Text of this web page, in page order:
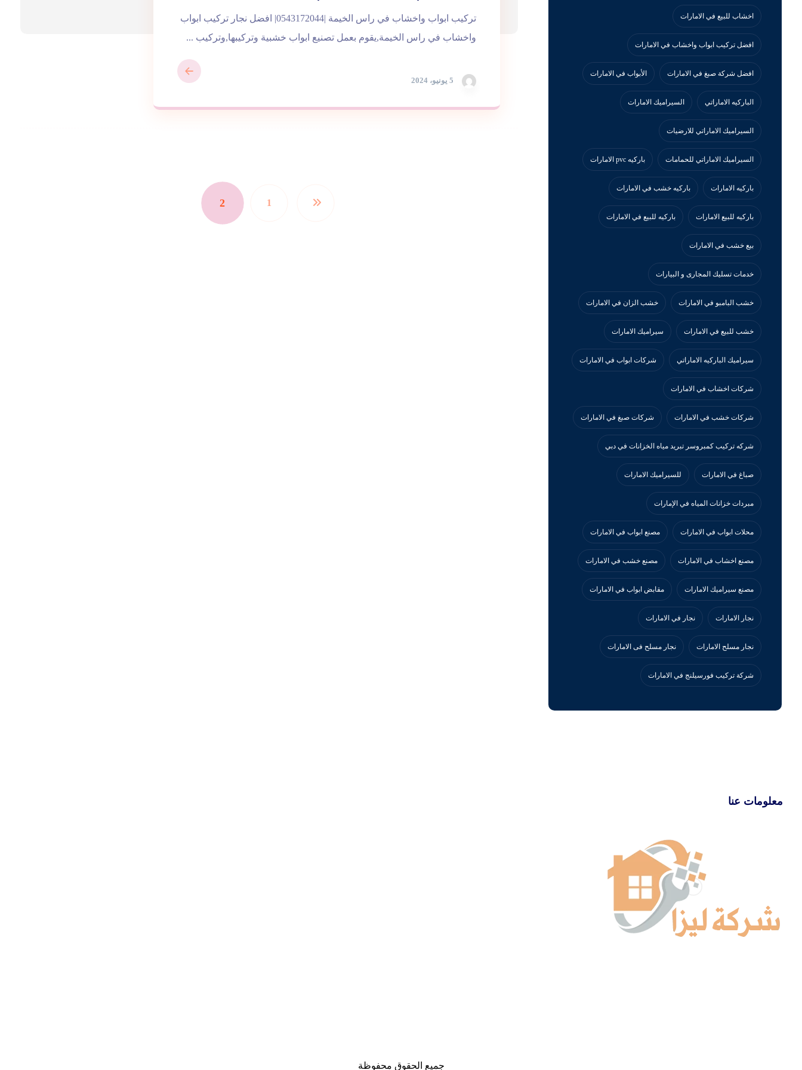
5 يونيو، 2024
تركيب ابواب واخشاب في راس الخيمة |0543172044| افضل نجار تركيب ابواب
واخشاب في راس الخيمة,يقوم بعمل تصنيع ابواب خشبية وتركيبها,وتركيب ...
1
2
اخشاب للبيع في الامارات
افضل تركيب ابواب واخشاب في الامارات
افضل شركة صبغ في الامارات الأبواب في الامارات
الباركيه الاماراتي السيراميك الامارات
السيراميك الاماراتي للارضيات
السيراميك الاماراتي للحمامات باركيه pvc الامارات
باركيه الامارات باركيه خشب في الامارات
باركيه للبيع الامارات باركيه للبيع في الامارات
بيع خشب في الامارات
خدمات تسليك المجارى و البيارات
خشب البامبو في الامارات خشب الزان في الامارات
خشب للبيع في الامارات سيراميك الامارات
سيراميك الباركيه الاماراتي شركات ابواب في الامارات
شركات اخشاب في الامارات
شركات خشب في الامارات شركات صبغ في الامارات
شركه تركيب كمبروسر تبريد مياه الخزانات في دبي
صباغ في الامارات للسيراميك الامارات
مبردات خزانات المياه في الإمارات
محلات ابواب في الامارات مصنع ابواب في الامارات
مصنع اخشاب في الامارات مصنع خشب في الامارات
مصنع سيراميك الامارات مقابض ابواب في الامارات
نجار الامارات نجار في الامارات
نجار مسلح الامارات نجار مسلح فى الامارات
‏شركة تركيب فورسيلنج في الامارات
معلومات عنا
جميع الحقوق محفوظة